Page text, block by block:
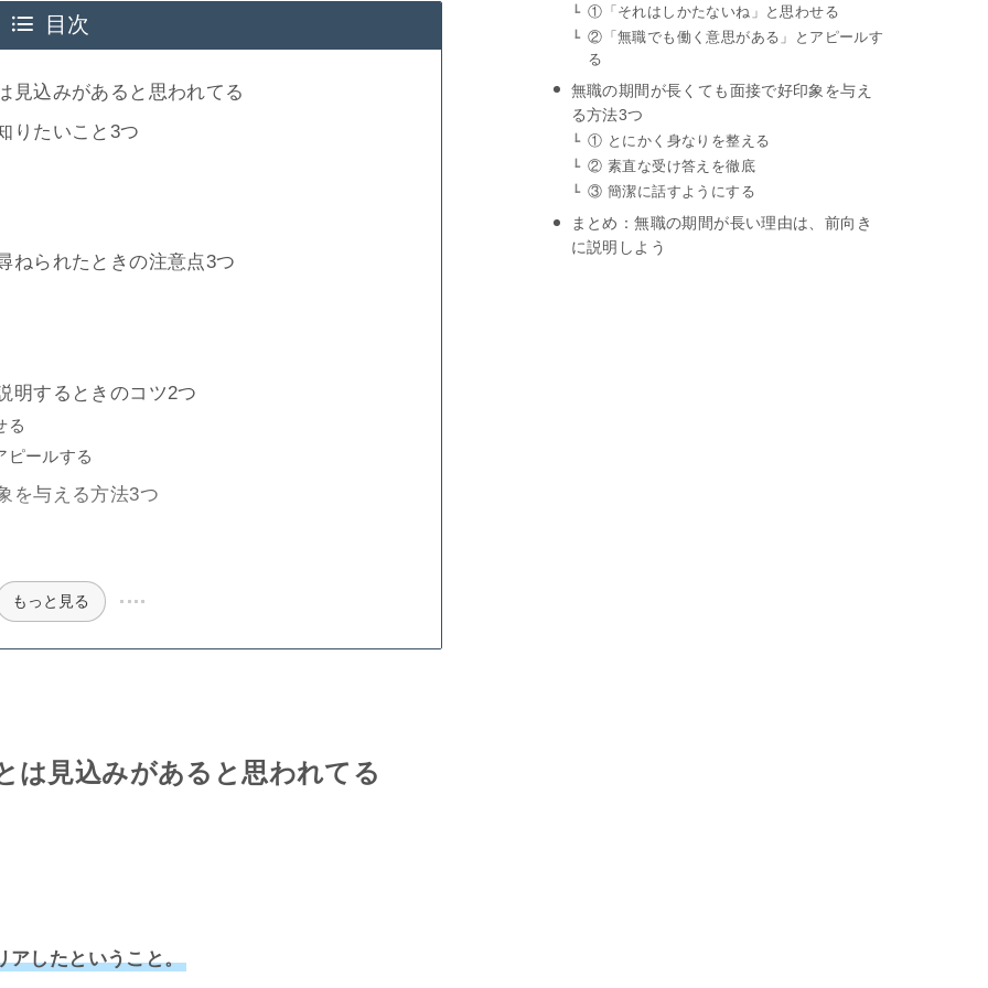
目次
見込みがあると思われてる
りたいこと3つ
ねられたときの注意点3つ
明するときのコツ2つ
る
ールする
を与える方法3つ
もっと見る
は見込みがあると思われてる
アしたということ。
①「それはしかたないね」と思わせる
②「無職でも働く意思がある」とアピールす
る
無職の期間が長くても面接で好印象を与え
る方法3つ
① とにかく身なりを整える
② 素直な受け答えを徹底
③ 簡潔に話すようにする
まとめ：無職の期間が長い理由は、前向き
に説明しよう